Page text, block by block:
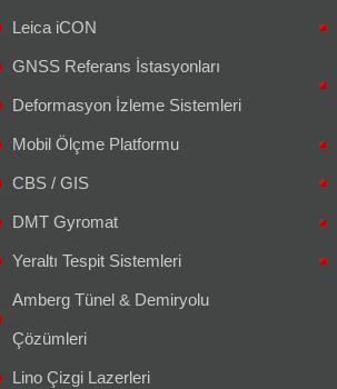
Leica iCON
GNSS Referans İstasyonları
Deformasyon İzleme Sistemleri
Mobil Ölçme Platformu
CBS / GIS
DMT Gyromat
Yeraltı Tespit Sistemleri
Amberg Tünel & Demiryolu
Çözümleri
Lino Çizgi Lazerleri